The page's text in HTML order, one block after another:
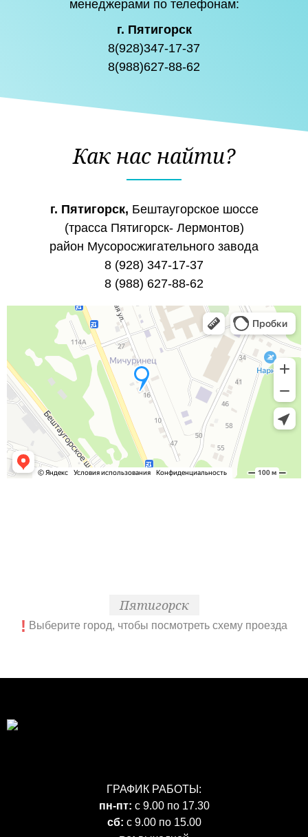
менеджерами по телефонам:
г. Пятигорск
8(928)347-17-37
8(988)627-88-62
Как нас найти?
г. Пятигорск, Бештаугорское шоссе
(трасса Пятигорск- Лермонтов)
район Мусоросжигательного завода
8 (928) 347-17-37
8 (988) 627-88-62
Пятигорск
! Выберите город, чтобы посмотреть схему проезда
ГРАФИК РАБОТЫ:
пн-пт: с 9.00 по 17.30
сб: с 9.00 по 15.00